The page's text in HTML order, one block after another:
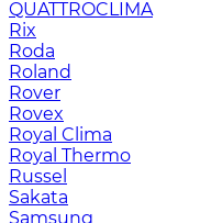
QUATTROCLIMA
Rix
Roda
Roland
Rover
Rovex
Royal Clima
Royal Thermo
Russel
Sakata
Samsung